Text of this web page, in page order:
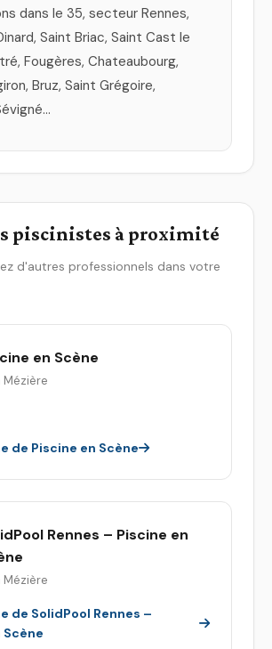
dans le 35, secteur Rennes,
Saint Briac, Saint Cast le
Fougères, Chateaubourg,
Bruz, Saint Grégoire,
piscinistes à proximité
d'autres professionnels dans votre
en Scène
Mézière
de Piscine en Scène
Rennes – Piscine en
Mézière
de SolidPool Rennes –
Scène